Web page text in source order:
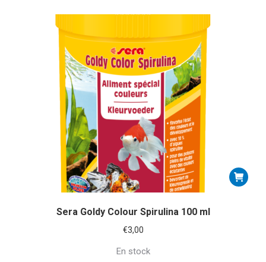
Sera Goldy Colour Spirulina 100 ml
€3,00
En stock